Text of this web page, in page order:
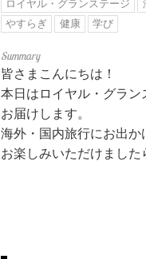
ロイヤル・グランステージ
やすらぎ
健康 学び
皆さまこんにちは！
本日はロイヤル・グラ
お届けします。
海外・国内旅行にお出
お楽しみいただけました